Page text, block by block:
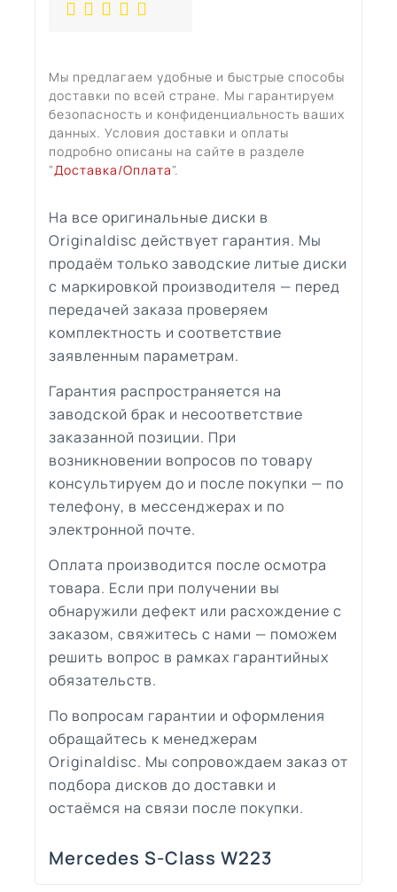
Мы предлагаем удобные и быстрые способы
доставки по всей стране. Мы гарантируем
безопасность и конфиденциальность ваших
данных. Условия доставки и оплаты
подробно описаны на сайте в разделе
"Доставка/Оплата".
На все оригинальные диски в
Originaldisc действует гарантия. Мы
продаём только заводские литые диски
с маркировкой производителя — перед
передачей заказа проверяем
комплектность и соответствие
заявленным параметрам.
Гарантия распространяется на
заводской брак и несоответствие
заказанной позиции. При
возникновении вопросов по товару
консультируем до и после покупки — по
телефону, в мессенджерах и по
электронной почте.
Оплата производится после осмотра
товара. Если при получении вы
обнаружили дефект или расхождение с
заказом, свяжитесь с нами — поможем
решить вопрос в рамках гарантийных
обязательств.
По вопросам гарантии и оформления
обращайтесь к менеджерам
Originaldisc. Мы сопровождаем заказ от
подбора дисков до доставки и
остаёмся на связи после покупки.
Mercedes S-Class W223